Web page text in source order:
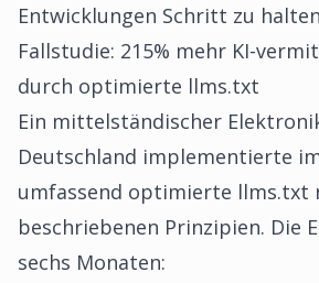
Entwicklungen Schritt zu
Fallstudie: 215% mehr KI-
durch optimierte llms.txt
Ein mittelständischer
Deutschland implementierte
umfassend optimierte llms.txt
beschriebenen Prinzipien. Die
sechs Monaten: